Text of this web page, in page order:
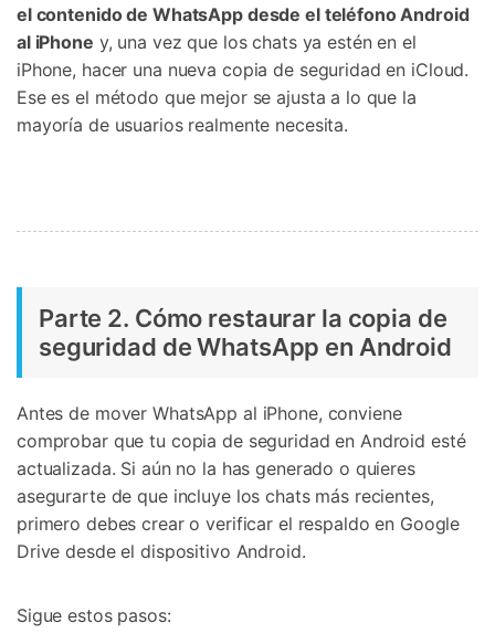
el contenido de WhatsApp desde el teléfono Android
al iPhone y, una vez que los chats ya estén en el
iPhone, hacer una nueva copia de seguridad en iCloud.
Ese es el método que mejor se ajusta a lo que la
mayoría de usuarios realmente necesita.
Parte 2. Cómo restaurar la copia de
seguridad de WhatsApp en Android
Antes de mover WhatsApp al iPhone, conviene
comprobar que tu copia de seguridad en Android esté
actualizada. Si aún no la has generado o quieres
asegurarte de que incluye los chats más recientes,
primero debes crear o verificar el respaldo en Google
Drive desde el dispositivo Android.
Sigue estos pasos: